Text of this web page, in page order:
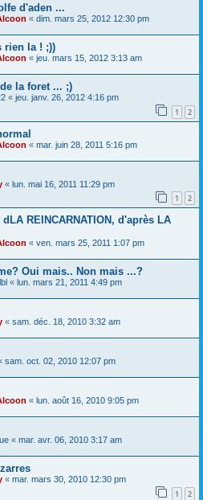
d'aden ...
« dim. mars 25, 2012 12:30 pm
rien la ! ;))
« jeu. mars 15, 2012 3:13 am
la foret ... ;)
« jeu. janv. 26, 2012 4:16 pm
1 2
« mar. juin 28, 2011 5:16 pm
« lun. mai 16, 2011 11:29 pm
1 2
REINCARNATION, d'après LA
« ven. mars 25, 2011 1:07 pm
Oui mais.. Non mais ...?
« lun. mars 21, 2011 4:49 pm
« sam. déc. 18, 2010 3:32 am
sam. oct. 02, 2010 12:07 pm
« lun. août 16, 2010 9:05 pm
« mar. avr. 06, 2010 3:17 am
« mar. mars 30, 2010 12:30 pm
1 2